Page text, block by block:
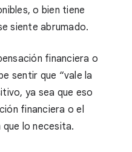
o bien tiene
siente abrumado.
financiera o
sentir que “vale la
ya sea que eso
financiera o el
que lo necesita.